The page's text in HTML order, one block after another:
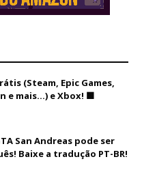
(Steam, Epic Games,
e mais...) e Xbox! 🟩
San Andreas pode ser
Baixe a tradução PT-BR!